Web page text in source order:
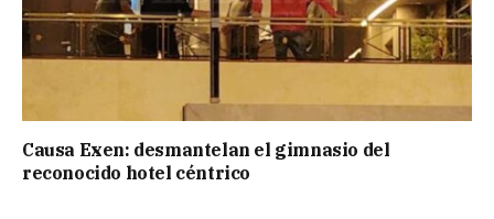
Causa Exen: desmantelan el gimnasio del
reconocido hotel céntrico